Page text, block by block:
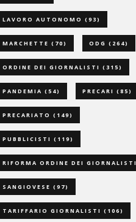
LAVORO AUTONOMO (93)
MARCHETTE (70) ODG (264)
ORDINE DEI GIORNALISTI (315)
PANDEMIA (54) PRECARI (85)
PRECARIATO (149)
PUBBLICISTI (119)
RIFORMA ORDINE DEI GIORNALISTI
SANGIOVESE (97)
TARIFFARIO GIORNALISTI (106)